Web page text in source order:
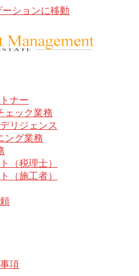
ーションに移動
ナー
ェック業務
リジェンス
ング業務
（税理士）
（施工者）
項